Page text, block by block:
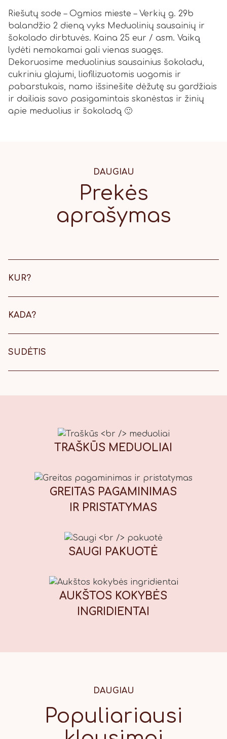
Riešutų sode – Ogmios mieste – Verkių g. 29b
balandžio 2 dieną vyks Meduolinių sausainių ir
šokolado dirbtuvės. Kaina 25 eur / asm. Vaiką
lydėti nemokamai gali vienas suagęs.
Dekoruosime meduolinius sausainius šokoladu,
cukriniu glajumi, liofilizuotomis uogomis ir
pabarstukais, namo išsinešite dėžutę su gardžiais
ir dailiais savo pasigamintais skanėstas ir žinių
apie meduolius ir šokoladą 🙂
DAUGIAU
Prekės
aprašymas
KUR?
KADA?
SUDĖTIS
medžiaga), auksaspalvis sirupas
(cukraus sirupas, druska),
cinamonas, kardamono sėklos,
muskato riešutai, kvapieji pipirai,
imbieras), kepimo milteliai, galimi
maistiniai dažikliai: E110 (geltona),
(juoda). *Gali neigiamai paveikti
vaikų dėmesį ir aktyvumą. Maistinė
kurių sočiųjų riebalų rūgščių: 1,7 g,
angliavandeniai: 71 g, iš kurių
cukrų: 56 g, baltymai: 7,8 g, druska:
TRAŠKŪS MEDUOLIAI
GREITAS PAGAMINIMAS
IR PRISTATYMAS
SAUGI PAKUOTĖ
AUKŠTOS KOKYBĖS
INGRIDIENTAI
DAUGIAU
Populiariausi